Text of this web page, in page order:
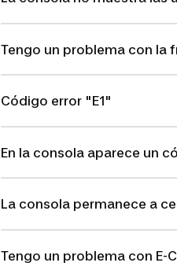
Tengo un problema con la
Código error "E1"
En la consola aparece un
La consola permanece a
Tengo un problema con E-